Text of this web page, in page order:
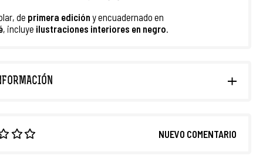
de primera edición y encuadernado en
, incluye ilustraciones interiores en negro.
NUEVO COMENTARIO